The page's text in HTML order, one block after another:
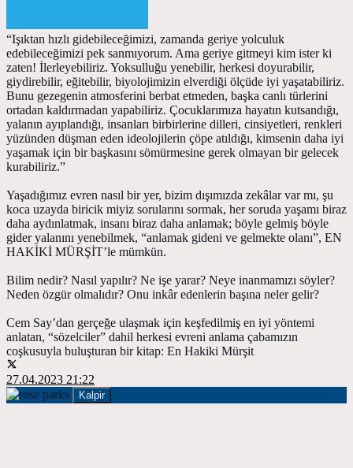
“Işıktan hızlı gidebileceğimizi, zamanda geriye yolculuk
edebileceğimizi pek sanmıyorum. Ama geriye gitmeyi kim ister ki
zaten! İlerleyebiliriz. Yoksulluğu yenebilir, herkesi doyurabilir,
giydirebilir, eğitebilir, biyolojimizin elverdiği ölçüde iyi yaşatabiliriz.
Bunu gezegenin atmosferini berbat etmeden, başka canlı türlerini
ortadan kaldırmadan yapabiliriz. Çocuklarımıza hayatın kutsandığı,
yalanın ayıplandığı, insanları birbirlerine dilleri, cinsiyetleri, renkleri
yüzünden düşman eden ideolojilerin çöpe atıldığı, kimsenin daha iyi
yaşamak için bir başkasını sömürmesine gerek olmayan bir gelecek
kurabiliriz.”
Yaşadığımız evren nasıl bir yer, bizim dışımızda zekâlar var mı, şu
koca uzayda biricik miyiz sorularını sormak, her soruda yaşamı biraz
daha aydınlatmak, insanı biraz daha anlamak; böyle gelmiş böyle
gider yalanını yenebilmek, “anlamak gideni ve gelmekte olanı”, EN
HAKİKİ MÜRŞİT’le mümkün.
Bilim nedir? Nasıl yapılır? Ne işe yarar? Neye inanmamızı söyler?
Neden özgür olmalıdır? Onu inkâr edenlerin başına neler gelir?
Cem Say’dan gerçeğe ulaşmak için keşfedilmiş en iyi yöntemi
anlatan, “sözelciler” dahil herkesi evreni anlama çabamızın
coşkusuyla buluşturan bir kitap: En Hakiki Mürşit
27.04.2023 21:22
Kalpir